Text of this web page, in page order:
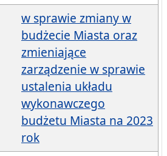
w sprawie zmiany w
budżecie Miasta oraz
zmieniające
zarządzenie w sprawie
ustalenia układu
wykonawczego
budżetu Miasta na 2023
rok